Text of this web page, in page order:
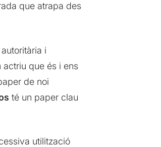
que atrapa des
i
que és i ens
de noi
té un paper clau
utilització